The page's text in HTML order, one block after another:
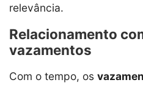
relevância.
Relacionamento
vazamentos
Com o tempo, os